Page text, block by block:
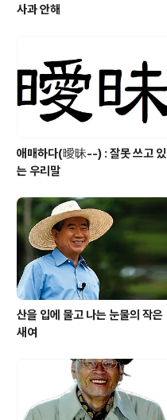
사과 안해
애매하다(曖昧--) : 잘못 쓰고 있
는 우리말
산을 입에 물고 나는 눈물의 작은
새여